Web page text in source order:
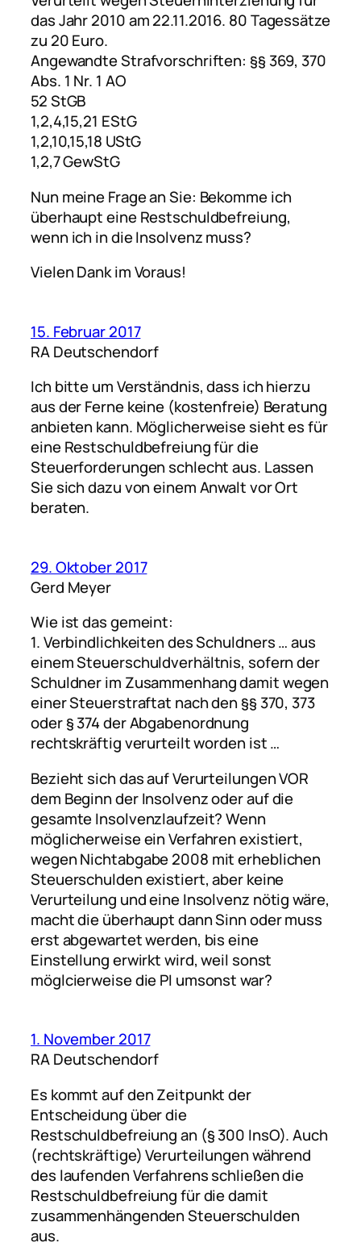
das Jahr 2010 am 22.11.2016. 80 Tagessätze
zu 20 Euro.
Angewandte Strafvorschriften: §§ 369, 370
Abs. 1 Nr. 1 AO
52 StGB
1,2,4,15,21 EStG
1,2,10,15,18 UStG
1,2,7 GewStG
Nun meine Frage an Sie: Bekomme ich
überhaupt eine Restschuldbefreiung,
wenn ich in die Insolvenz muss?
Vielen Dank im Voraus!
15. Februar 2017
RA Deutschendorf
Ich bitte um Verständnis, dass ich hierzu
aus der Ferne keine (kostenfreie) Beratung
anbieten kann. Möglicherweise sieht es für
eine Restschuldbefreiung für die
Steuerforderungen schlecht aus. Lassen
Sie sich dazu von einem Anwalt vor Ort
beraten.
29. Oktober 2017
Gerd Meyer
Wie ist das gemeint:
1. Verbindlichkeiten des Schuldners … aus
einem Steuerschuldverhältnis, sofern der
Schuldner im Zusammenhang damit wegen
einer Steuerstraftat nach den §§ 370, 373
oder § 374 der Abgabenordnung
rechtskräftig verurteilt worden ist …
Bezieht sich das auf Verurteilungen VOR
dem Beginn der Insolvenz oder auf die
gesamte Insolvenzlaufzeit? Wenn
möglicherweise ein Verfahren existiert,
wegen Nichtabgabe 2008 mit erheblichen
Steuerschulden existiert, aber keine
Verurteilung und eine Insolvenz nötig wäre,
macht die überhaupt dann Sinn oder muss
erst abgewartet werden, bis eine
Einstellung erwirkt wird, weil sonst
möglcierweise die PI umsonst war?
1. November 2017
RA Deutschendorf
Es kommt auf den Zeitpunkt der
Entscheidung über die
Restschuldbefreiung an (§ 300 InsO). Auch
(rechtskräftige) Verurteilungen während
des laufenden Verfahrens schließen die
Restschuldbefreiung für die damit
zusammenhängenden Steuerschulden
aus.